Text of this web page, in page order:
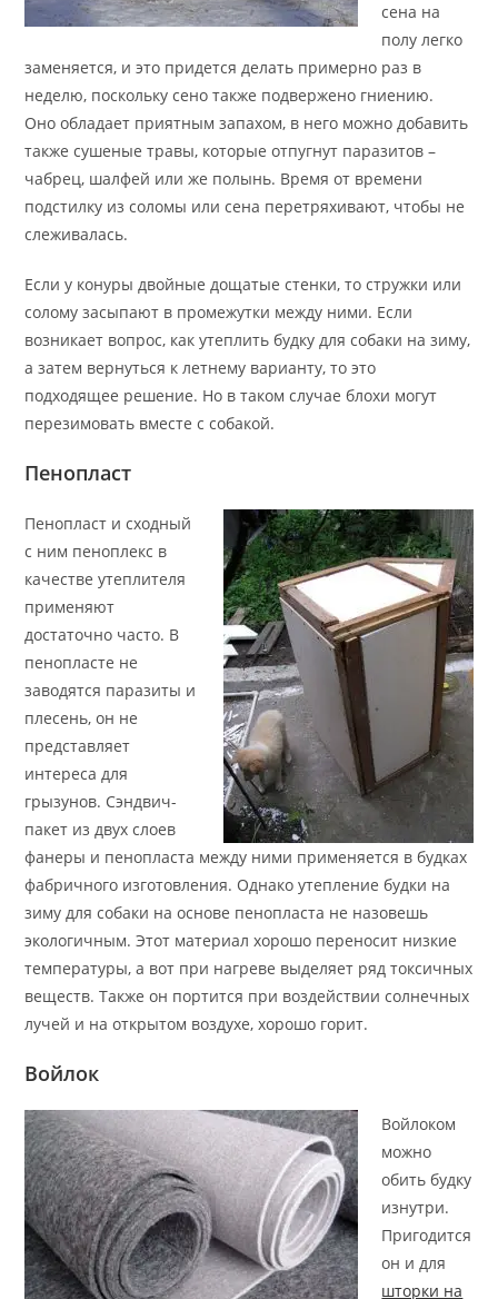
сена на
полу легко
заменяется, и это придется делать примерно раз в
неделю, поскольку сено также подвержено гниению.
Оно обладает приятным запахом, в него можно добавить
также сушеные травы, которые отпугнут паразитов –
чабрец, шалфей или же полынь. Время от времени
подстилку из соломы или сена перетряхивают, чтобы не
слеживалась.
Если у конуры двойные дощатые стенки, то стружки или
солому засыпают в промежутки между ними. Если
возникает вопрос, как утеплить будку для собаки на зиму,
а затем вернуться к летнему варианту, то это
подходящее решение. Но в таком случае блохи могут
перезимовать вместе с собакой.
Пенопласт
Пенопласт и сходный
с ним пеноплекс в
качестве утеплителя
применяют
достаточно часто. В
пенопласте не
заводятся паразиты и
плесень, он не
представляет
интереса для
грызунов. Сэндвич-
пакет из двух слоев
фанеры и пенопласта между ними применяется в будках
фабричного изготовления. Однако утепление будки на
зиму для собаки на основе пенопласта не назовешь
экологичным. Этот материал хорошо переносит низкие
температуры, а вот при нагреве выделяет ряд токсичных
веществ. Также он портится при воздействии солнечных
лучей и на открытом воздухе, хорошо горит.
Войлок
Войлоком
можно
обить будку
изнутри.
Пригодится
он и для
шторки на